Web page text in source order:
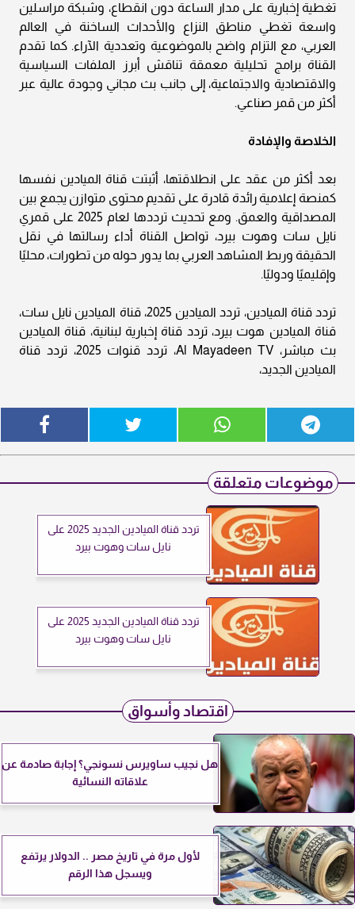
تغطية إخبارية على مدار الساعة دون انقطاع، وشبكة مراسلين
واسعة تغطي مناطق النزاع والأحداث الساخنة في العالم
العربي، مع التزام واضح بالموضوعية وتعددية الآراء. كما تقدم
القناة برامج تحليلية معمقة تناقش أبرز الملفات السياسية
والاقتصادية والاجتماعية، إلى جانب بث مجاني وجودة عالية عبر
أكثر من قمر صناعي.
الخلاصة والإفادة
بعد أكثر من عقد على انطلاقتها، أثبتت قناة الميادين نفسها
كمنصة إعلامية رائدة قادرة على تقديم محتوى متوازن يجمع بين
المصداقية والعمق. ومع تحديث ترددها لعام 2025 على قمري
نايل سات وهوت بيرد، تواصل القناة أداء رسالتها في نقل
الحقيقة وربط المشاهد العربي بما يدور حوله من تطورات، محليًا
وإقليميًا ودوليًا.
تردد قناة الميادين، تردد الميادين 2025، قناة الميادين نايل سات،
قناة الميادين هوت بيرد، تردد قناة إخبارية لبنانية، قناة الميادين
بث مباشر، Al Mayadeen TV، تردد قنوات 2025، تردد قناة
الميادين الجديد،
موضوعات متعلقة
تردد قناة الميادين الجديد 2025 على
نايل سات وهوت بيرد
تردد قناة الميادين الجديد 2025 على
نايل سات وهوت بيرد
اقتصاد وأسواق
هل نجيب ساويرس نسونجي؟ إجابة صادمة عن
علاقاته النسائية
لأول مرة في تاريخ مصر .. الدولار يرتفع
ويسجل هذا الرقم